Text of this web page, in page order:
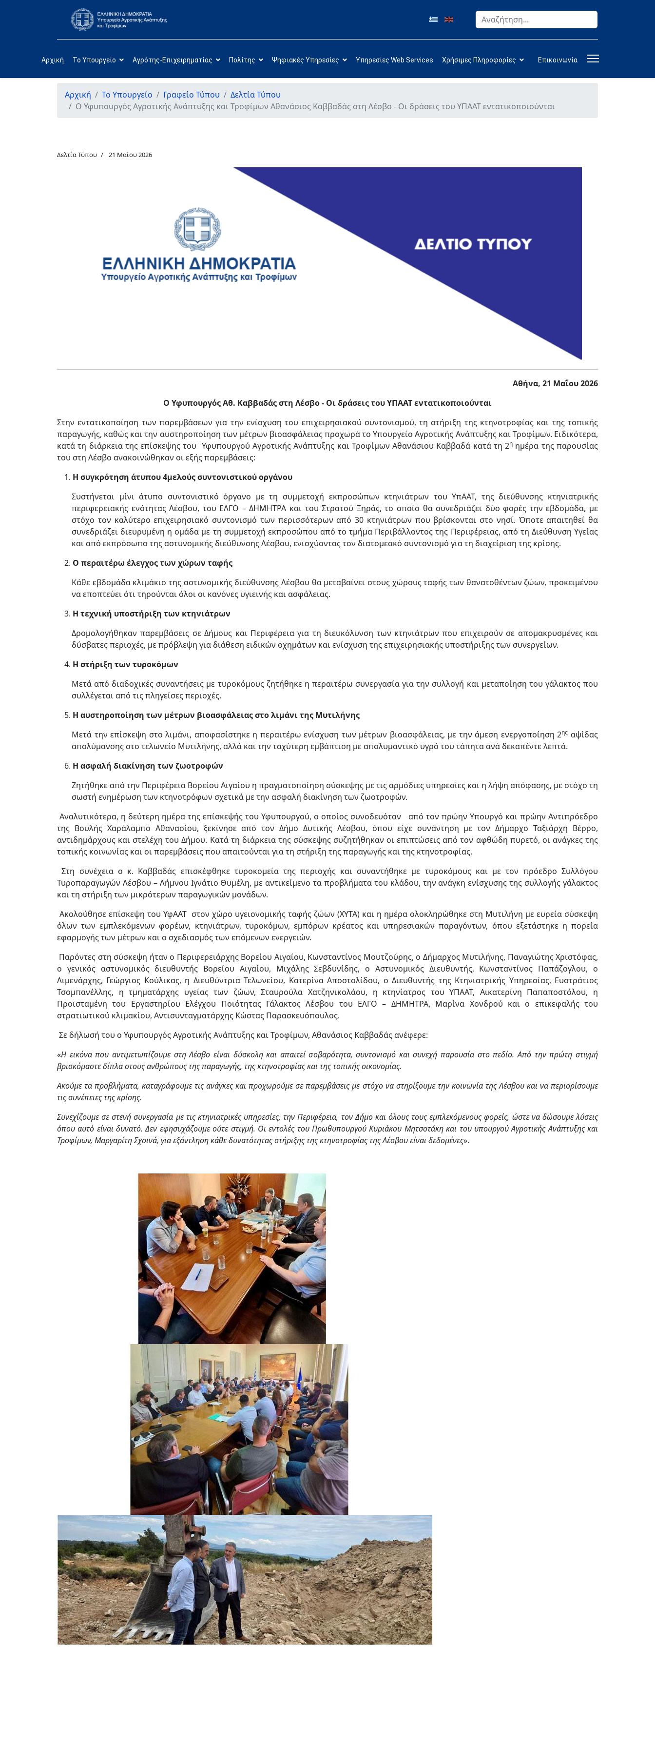
Αναζήτηση
Αρχική Το Υπουργείο Αγρότης-Επιχειρηματίας Πολίτης Ψηφιακές Υπηρεσίες Υπηρεσίες Web Services Χρήσιμες Πληροφορίες Επικοινωνία
Αρχική Το Υπουργείο Γραφείο Τύπου
Δελτία Τύπου
Ο Υφυπουργός Αγροτικής Ανάπτυξης και Τροφίμων Αθανάσιος Καββαδάς στη Λέσβο - Οι δράσεις του ΥΠΑΑΤ εντατικοποιούνται
Δελτία Τύπου 21 Μαΐου 2026
Αθήνα, 21 Μαΐου 2026
Ο Υφυπουργός Aθ. Καββαδάς στη Λέσβο - Οι δράσεις του ΥΠΑΑΤ εντατικοποιούνται
Στην εντατικοποίηση των παρεμβάσεων για την ενίσχυση του επιχειρησιακού συντονισμού, τη στήριξη της κτηνοτροφίας και της τοπικής
παραγωγής, καθώς και την αυστηροποίηση των μέτρων βιοασφάλειας προχωρά το Υπουργείο Αγροτικής Ανάπτυξης και Τροφίμων. Ειδικότερα,
κατά τη διάρκεια της επίσκεψης του Υφυπουργού Αγροτικής Ανάπτυξης και Τροφίμων Αθανάσιου Καββαδά κατά τη 2η ημέρα της παρουσίας
του στη Λέσβο ανακοινώθηκαν οι εξής παρεμβάσεις:
Η συγκρότηση άτυπου 4μελούς συντονιστικού οργάνου
Συστήνεται μίνι άτυπο συντονιστικό όργανο με τη συμμετοχή εκπροσώπων κτηνιάτρων του ΥπΑΑΤ, της διεύθυνσης κτηνιατρικής
περιφερειακής ενότητας Λέσβου, του ΕΛΓΟ – ΔΗΜΗΤΡΑ και του Στρατού Ξηράς, το οποίο θα συνεδριάζει δύο φορές την εβδομάδα, με
στόχο τον καλύτερο επιχειρησιακό συντονισμό των περισσότερων από 30 κτηνιάτρων που βρίσκονται στο νησί. Όποτε απαιτηθεί θα
συνεδριάζει διευρυμένη η ομάδα με τη συμμετοχή εκπροσώπου από το τμήμα Περιβάλλοντος της Περιφέρειας, από τη Διεύθυνση Υγείας
και από εκπρόσωπο της αστυνομικής διεύθυνσης Λέσβου, ενισχύοντας τον διατομεακό συντονισμό για τη διαχείριση της κρίσης.
Ο περαιτέρω έλεγχος των χώρων ταφής
Κάθε εβδομάδα κλιμάκιο της αστυνομικής διεύθυνσης Λέσβου θα μεταβαίνει στους χώρους ταφής των θανατοθέντων ζώων, προκειμένου
να εποπτεύει ότι τηρούνται όλοι οι κανόνες υγιεινής και ασφάλειας.
Η τεχνική υποστήριξη των κτηνιάτρων
Δρομολογήθηκαν παρεμβάσεις σε Δήμους και Περιφέρεια για τη διευκόλυνση των κτηνιάτρων που επιχειρούν σε απομακρυσμένες και
δύσβατες περιοχές, με πρόβλεψη για διάθεση ειδικών οχημάτων και ενίσχυση της επιχειρησιακής υποστήριξης των συνεργείων.
Η στήριξη των τυροκόμων
Μετά από διαδοχικές συναντήσεις με τυροκόμους ζητήθηκε η περαιτέρω συνεργασία για την συλλογή και μεταποίηση του γάλακτος που
συλλέγεται από τις πληγείσες περιοχές.
Η αυστηροποίηση των μέτρων βιοασφάλειας στο λιμάνι της Μυτιλήνης
Μετά την επίσκεψη στο λιμάνι, αποφασίστηκε η περαιτέρω ενίσχυση των μέτρων βιοασφάλειας, με την άμεση ενεργοποίηση 2ης αψίδας
απολύμανσης στο τελωνείο Μυτιλήνης, αλλά και την ταχύτερη εμβάπτιση με απολυμαντικό υγρό του τάπητα ανά δεκαπέντε λεπτά.
Η ασφαλή διακίνηση των ζωοτροφών
Ζητήθηκε από την Περιφέρεια Βορείου Αιγαίου η πραγματοποίηση σύσκεψης με τις αρμόδιες υπηρεσίες και η λήψη απόφασης, με στόχο τη
σωστή ενημέρωση των κτηνοτρόφων σχετικά με την ασφαλή διακίνηση των ζωοτροφών.
Αναλυτικότερα, η δεύτερη ημέρα της επίσκεψής του Υφυπουργού, ο οποίος συνοδευόταν από τον πρώην Υπουργό και πρώην Αντιπρόεδρο
της Βουλής Χαράλαμπο Αθανασίου, ξεκίνησε από τον Δήμο Δυτικής Λέσβου, όπου είχε συνάντηση με τον Δήμαρχο Ταξιάρχη Βέρρο,
αντιδημάρχους και στελέχη του Δήμου. Κατά τη διάρκεια της σύσκεψης συζητήθηκαν οι επιπτώσεις από τον αφθώδη πυρετό, οι ανάγκες της
τοπικής κοινωνίας και οι παρεμβάσεις που απαιτούνται για τη στήριξη της παραγωγής και της κτηνοτροφίας.
Στη συνέχεια ο κ. Καββαδάς επισκέφθηκε τυροκομεία της περιοχής και συναντήθηκε με τυροκόμους και με τον πρόεδρο Συλλόγου
Τυροπαραγωγών Λέσβου – Λήμνου Ιγνάτιο Θυμέλη, με αντικείμενο τα προβλήματα του κλάδου, την ανάγκη ενίσχυσης της συλλογής γάλακτος
και τη στήριξη των μικρότερων παραγωγικών μονάδων.
Ακολούθησε επίσκεψη του ΥφΑΑΤ στον χώρο υγειονομικής ταφής ζώων (ΧΥΤΑ) και η ημέρα ολοκληρώθηκε στη Μυτιλήνη με ευρεία σύσκεψη
όλων των εμπλεκόμενων φορέων, κτηνιάτρων, τυροκόμων, εμπόρων κρέατος και υπηρεσιακών παραγόντων, όπου εξετάστηκε η πορεία
εφαρμογής των μέτρων και ο σχεδιασμός των επόμενων ενεργειών.
Παρόντες στη σύσκεψη ήταν ο Περιφερειάρχης Βορείου Αιγαίου, Κωνσταντίνος Μουτζούρης, ο Δήμαρχος Μυτιλήνης, Παναγιώτης Χριστόφας,
ο γενικός αστυνομικός διευθυντής Βορείου Αιγαίου, Μιχάλης Σεβδυνίδης, ο Αστυνομικός Διευθυντής, Κωνσταντίνος Παπάζογλου, ο
Λιμενάρχης, Γεώργιος Κούλικας, η Διευθύντρια Τελωνείου, Κατερίνα Αποστολίδου, ο Διευθυντής της Κτηνιατρικής Υπηρεσίας, Ευστράτιος
Τσομπανέλλης, η τμηματάρχης υγείας των ζώων, Σταυρούλα Χατζηνικολάου, η κτηνίατρος του ΥΠΑΑΤ, Αικατερίνη Παπαποστόλου, η
Προϊσταμένη του Εργαστηρίου Ελέγχου Ποιότητας Γάλακτος Λέσβου του ΕΛΓΟ – ΔΗΜΗΤΡΑ, Μαρίνα Χονδρού και ο επικεφαλής του
στρατιωτικού κλιμακίου, Αντισυνταγματάρχης Κώστας Παρασκευόπουλος.
Σε δήλωσή του ο Υφυπουργός Αγροτικής Ανάπτυξης και Τροφίμων, Αθανάσιος Καββαδάς ανέφερε:
«Η εικόνα που αντιμετωπίζουμε στη Λέσβο είναι δύσκολη και απαιτεί σοβαρότητα, συντονισμό και συνεχή παρουσία στο πεδίο. Από την πρώτη στιγμή
βρισκόμαστε δίπλα στους ανθρώπους της παραγωγής, της κτηνοτροφίας και της τοπικής οικονομίας.
Ακούμε τα προβλήματα, καταγράφουμε τις ανάγκες και προχωρούμε σε παρεμβάσεις με στόχο να στηρίξουμε την κοινωνία της Λέσβου και να περιορίσουμε
τις συνέπειες της κρίσης.
Συνεχίζουμε σε στενή συνεργασία με τις κτηνιατρικές υπηρεσίες, την Περιφέρεια, τον Δήμο και όλους τους εμπλεκόμενους φορείς, ώστε να δώσουμε λύσεις
όπου αυτό είναι δυνατό. Δεν εφησυχάζουμε ούτε στιγμή. Οι εντολές του Πρωθυπουργού Κυριάκου Μητσοτάκη και του υπουργού Αγροτικής Ανάπτυξης και
Τροφίμων, Μαργαρίτη Σχοινά, για εξάντληση κάθε δυνατότητας στήριξης της κτηνοτροφίας της Λέσβου είναι δεδομένες».